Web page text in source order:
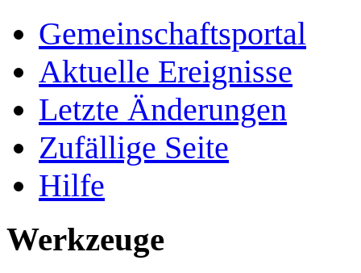
Gemeinschafts­portal
Aktuelle Ereignisse
Letzte Änderungen
Zufällige Seite
Hilfe
Werkzeuge